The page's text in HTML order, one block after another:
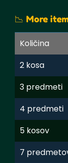
📉 More
Količina
2 kosa
3 predmeti
4 predmeti
5 kosov
7